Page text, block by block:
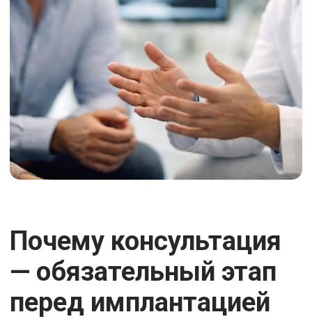
Почему консультация
— обязательный этап
перед имплантацией